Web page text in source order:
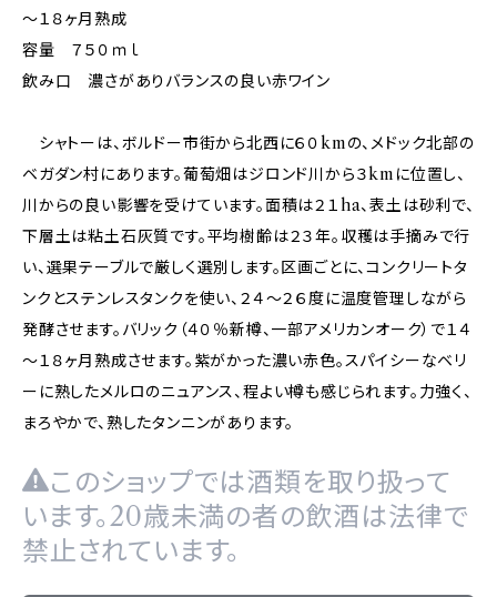
～１８ヶ月熟成
容量 ７５０ｍｌ
飲み口 濃さがありバランスの良い赤ワイン
シャトーは、ボルドー市街から北西に６０kmの、メドック北部の
ベガダン村にあります。葡萄畑はジロンド川から３kmに位置し、
川からの良い影響を受けています。面積は２１ha、表土は砂利で、
下層土は粘土石灰質です。平均樹齢は２３年。収穫は手摘みで行
い、選果テーブルで厳しく選別します。区画ごとに、コンクリートタ
ンクとステンレスタンクを使い、２４～２６度に温度管理しながら
発酵させます。バリック（４０％新樽、一部アメリカンオーク）で１４
～１８ヶ月熟成させます。紫がかった濃い赤色。スパイシーなベリ
ーに熟したメルロのニュアンス、程よい樽も感じられます。力強く、
まろやかで、熟したタンニンがあります。
このショップでは酒類を取り扱って
います。20歳未満の者の飲酒は法律で
禁止されています。